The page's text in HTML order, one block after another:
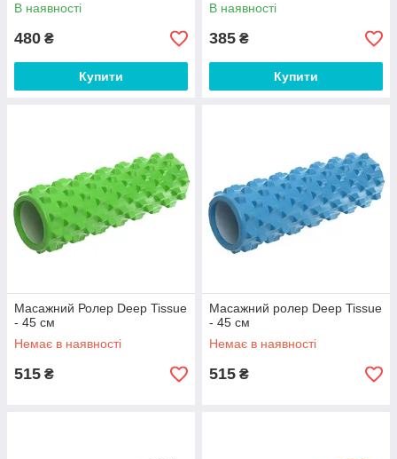
В наявності
480 ₴
Купити
В наявності
385 ₴
Купити
Масажний Ролер Deep Tissue
- 45 см
Немає в наявності
515 ₴
Масажний ролер Deep Tissue
- 45 см
Немає в наявності
515 ₴